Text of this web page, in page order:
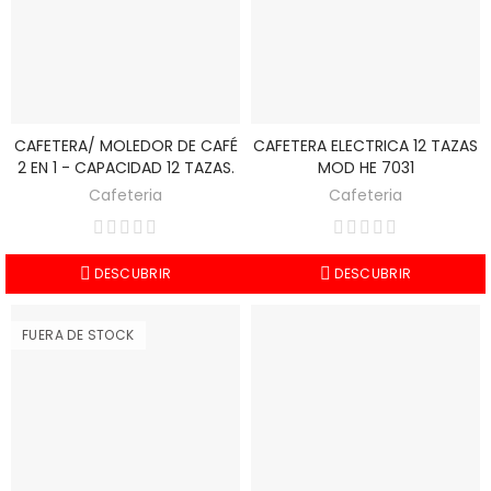
CAFETERA/ MOLEDOR DE CAFÉ
2 EN 1 - CAPACIDAD 12 TAZAS.
Cafeteria
DESCUBRIR
CAFETERA ELECTRICA 12 TAZAS
MOD HE 7031
Cafeteria
DESCUBRIR
FUERA DE STOCK